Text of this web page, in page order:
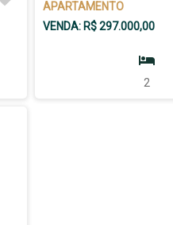
APARTAMENTO
VENDA: R$ 297.000,00
2